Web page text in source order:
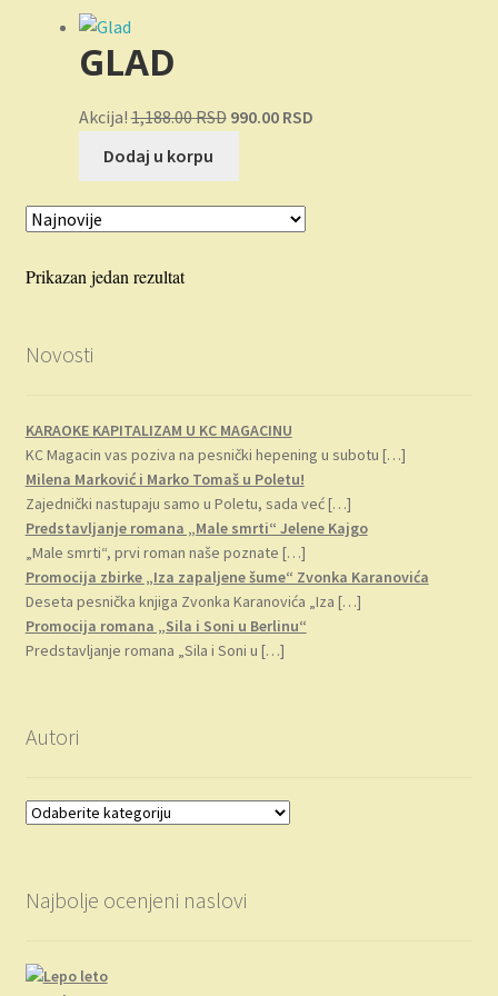
Novosti
O nama
Plaćanje
Privatnost
GLAD
Akcija!1,188.00RSD Originalna
1,188.00 RSD.
990.00 RSDTrenutna
Dodaj u korpu
Prikazan jedan rezultat
Novosti
KARAOKE KAPITALIZAM U KC MAGACINU
KC Magacin vas poziva na pesnički hepening u subotu […]
Milena Marković i Marko Tomaš u Poletu!
Zajednički nastupaju samo u Poletu, sada već[…]
Predstavljanje romana „Male smrti“ Jelene Kajgo
„Male smrti“, prvi roman naše poznate […]
Promocija zbirke „Iza zapaljene šume“ Zvonka Karanovića
Deseta pesnička knjiga Zvonka Karanovića „Iza […]
Promocija romana „Sila i Soni u Berlinu“
Predstavljanje romana „Sila i Soni u […]
Autori
Najbolje ocenjeni naslovi